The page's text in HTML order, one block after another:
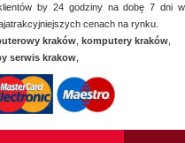
by 24 godziny na dobę 7 dni w
cenach na rynku.
kraków komputery kraków
serwis krakow